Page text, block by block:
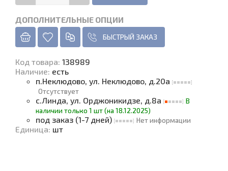
ДОПОЛНИТЕЛЬНЫЕ ОПЦИИ
БЫСТРЫЙ ЗАКАЗ
Код товара: 138989
Наличие: есть
п.Неклюдово, ул. Неклюдово, д.20а
Отсутствует
с.Линда, ул. Орджоникидзе, д.8а
В
наличии только 1 шт (на 18.12.2025)
под заказ (1-7 дней) Нет информации
Единица: шт